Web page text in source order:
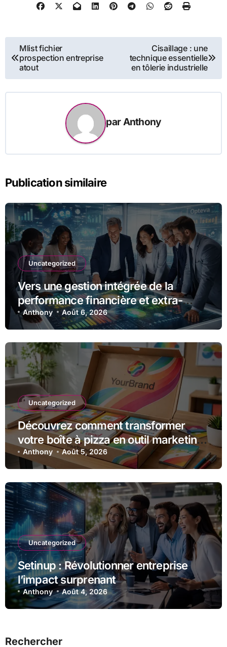
Navigation
de
l’article
Mlist fichier
prospection entreprise
atout
Cisaillage : une
technique essentielle
en tôlerie industrielle
par Anthony
Publication similaire
Uncategorized
Vers une gestion intégrée de la
performance financière et extra-
financière avec Opteva
Anthony Août 6, 2026
Uncategorized
Découvrez comment transformer
votre boîte à pizza en outil marketing
unique
Anthony Août 5, 2026
Uncategorized
Setinup : Révolutionner entreprise
l’impact surprenant
Anthony Août 4, 2026
Rechercher